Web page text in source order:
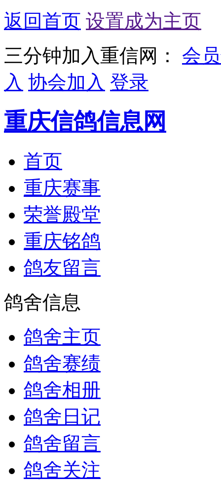
返回首页 设置成为主页
三分钟加入重信网：
会
入 协会加入 登录
重庆信鸽信息网
首页
重庆赛事
荣誉殿堂
重庆铭鸽
鸽友留言
鸽舍信息
鸽舍主页
鸽舍赛绩
鸽舍相册
鸽舍日记
鸽舍留言
鸽舍关注